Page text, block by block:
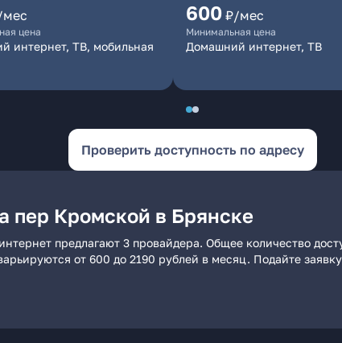
цена
интернет, ТВ, мобильная
600 ₽/мес
Минимальная цена
Домашний интернет, ТВ
Проверить доступность по адресу
пер Кромской в Брянске
предлагают 3 провайдера. Общее количество
от 600 до 2190 рублей в месяц. Подайте